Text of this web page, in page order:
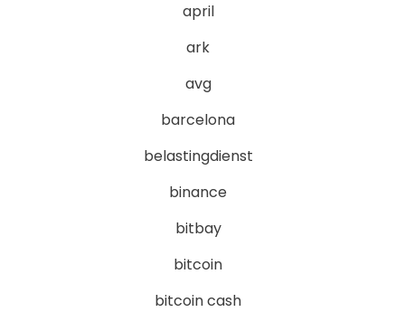
april
ark
avg
barcelona
belastingdienst
binance
bitbay
bitcoin
bitcoin cash